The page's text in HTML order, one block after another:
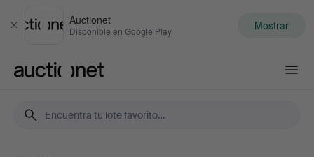
Cerrar
Auctionet
Disponible en Google Play Mostrar